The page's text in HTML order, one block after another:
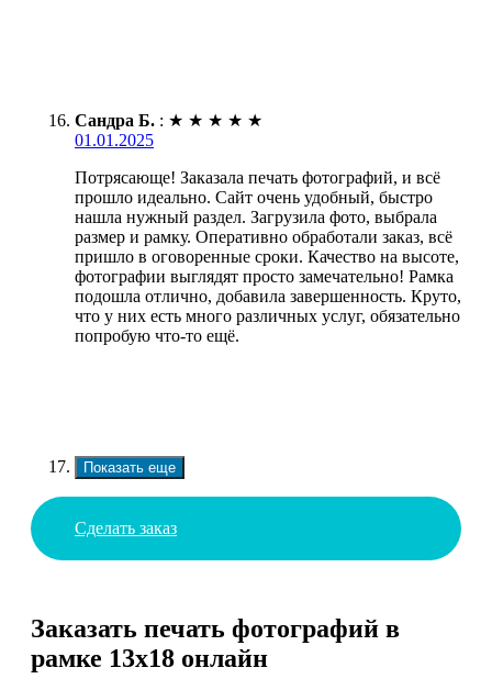
Сандра Б. : ★ ★ ★ ★ ★
01.01.2025
Потрясающе! Заказала печать фотографий, и всё
прошло идеально. Сайт очень удобный, быстро
нашла нужный раздел. Загрузила фото, выбрала
размер и рамку. Оперативно обработали заказ, всё
пришло в оговоренные сроки. Качество на высоте,
фотографии выглядят просто замечательно! Рамка
подошла отлично, добавила завершенность. Круто,
что у них есть много различных услуг, обязательно
попробую что-то ещё.
Показать еще
Сделать заказ
Заказать печать фотографий в
рамке 13х18 онлайн